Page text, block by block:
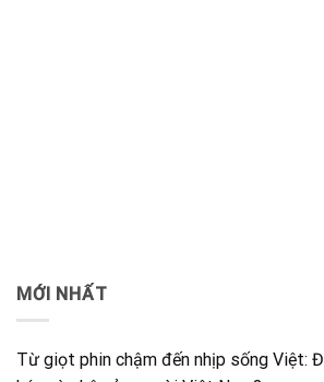
MỚI NHẤT
Từ giọt phin chậm đến nhịp sống Việt: